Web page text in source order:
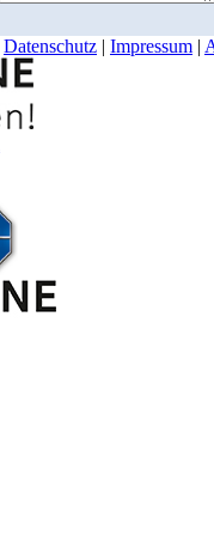
Datenschutz | Impressum |